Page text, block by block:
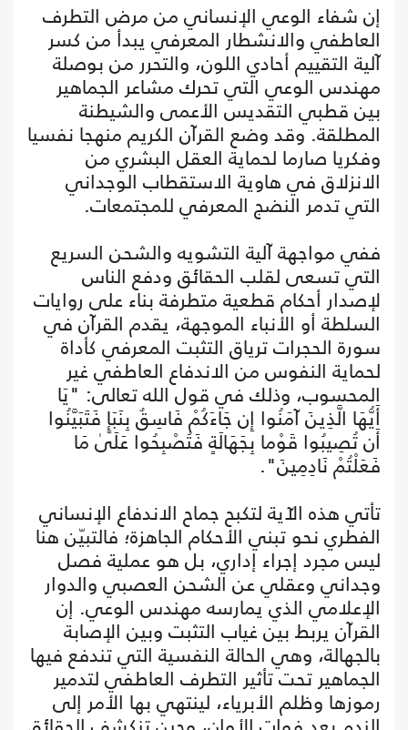
إن شفاء الوعي الإنساني من مرض التطرف
العاطفي والانشطار المعرفي يبدأ من كسر
آلية التقييم أحادي اللون، والتحرر من بوصلة
مهندس الوعي التي تحرك مشاعر الجماهير
بين قطبي التقديس الأعمى والشيطنة
المطلقة. وقد وضع القرآن الكريم منهجا نفسيا
وفكريا صارما لحماية العقل البشري من
الانزلاق في هاوية الاستقطاب الوجداني
التي تدمر النضج المعرفي للمجتمعات.
ففي مواجهة آلية التشويه والشحن السريع
التي تسعى لقلب الحقائق ودفع الناس
لإصدار أحكام قطعية متطرفة بناء على روايات
السلطة أو الأنباء الموجهة، يقدم القرآن في
سورة الحجرات ترياق التثبت المعرفي كأداة
لحماية النفوس من الاندفاع العاطفي غير
المحسوب، وذلك في قول الله تعالى: "يَا
أَيُّهَا الَّذِينَ آمَنُوا إِن جَاءَكُمْ فَاسِقٌ بِنَبَإٍ فَتَبَيَّنُوا
أَن تُصِيبُوا قَوْما بِجَهَالَةٍ فَتُصْبِحُوا عَلَىٰ مَا
فَعَلْتُمْ نَادِمِينَ".
تأتي هذه الآية لتكبح جماح الاندفاع الإنساني
الفطري نحو تبني الأحكام الجاهزة؛ فالتبيّن هنا
ليس مجرد إجراء إداري، بل هو عملية فصل
وجداني وعقلي عن الشحن العصبي والدوار
الإعلامي الذي يمارسه مهندس الوعي. إن
القرآن يربط بين غياب التثبت وبين الإصابة
بالجهالة، وهي الحالة النفسية التي تندفع فيها
الجماهير تحت تأثير التطرف العاطفي لتدمير
رموزها وظلم الأبرياء، لينتهي بها الأمر إلى